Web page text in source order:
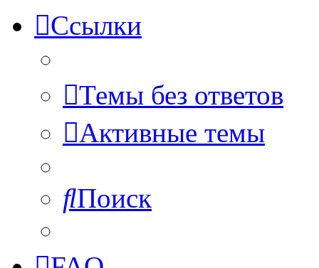
Ссылки
Темы без ответов
Активные темы
Поиск